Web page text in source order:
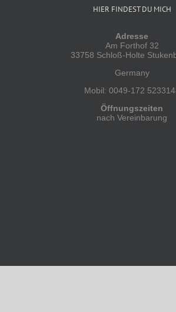
HIER FINDEST DU MICH
Adresse
Am Forthof 32
33758 Schloß-Holte
Germany
Mobil: 0049-172
Öffnungszeiten
nach Vereinbarung